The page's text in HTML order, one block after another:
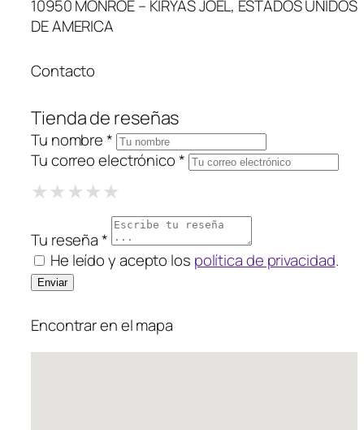
10950 MONROE – KIRYAS JOEL, ESTADOS UNIDOS
DE AMERICA
Contacto
Tienda de reseñas
Tu nombre *
Tu correo electrónico *
★1 Star
★★2 Stars
★★★3 Stars
★★★★4 Stars
★★★★★
Tu reseña *
He leído y acepto los política de privacidad.
Encontrar en el mapa